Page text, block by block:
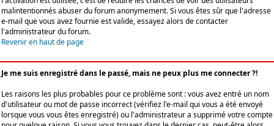
malintentionnés abuser du forum anonymement. Si vous êtes sûr que l'adresse
e-mail que vous avez fournie est valide, essayez alors de contacter
l'administrateur du forum.
Revenir en haut de page
Je me suis enregistré dans le passé, mais ne peux plus me connecter ?!
Les raisons les plus probables pour ce problème sont : vous avez entré un nom
d'utilisateur ou mot de passe incorrect (vérifiez l'e-mail qui vous a été envoyé
lorsque vous vous êtes enregistré) ou l'administrateur a supprimé votre compte